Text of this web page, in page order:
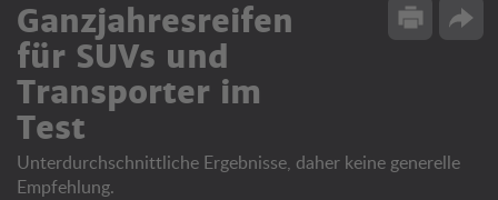
Ganzjahresreifen
für SUVs und
Transporter im
Test
Unterdurchschnittliche Ergebnisse, daher keine generelle
Empfehlung.
Drucken